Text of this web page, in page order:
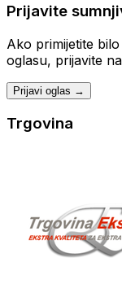
Prijavite
Ako primijetite
oglasu, prijavite
Prijavi oglas →
Trgovina